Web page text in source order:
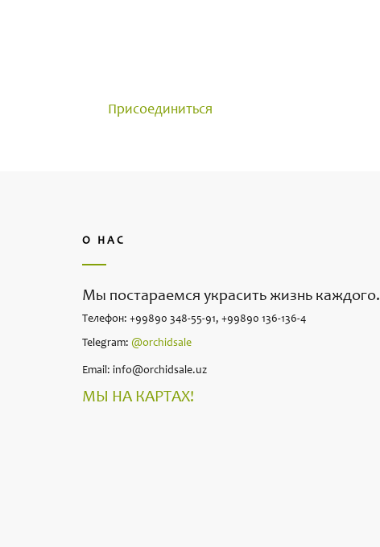
Присоединиться
О НАС
Мы постараемся украсить жизнь каждого.
Телефон: +99890 348-55-91, +99890 136-136-4
Telegram: @orchidsale
Email: info@orchidsale.uz
МЫ НА КАРТАХ!